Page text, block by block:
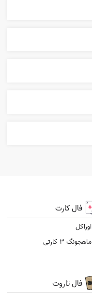
فال کارت
اوراکل
ماهجونگ 3 کارتی
فال تاروت